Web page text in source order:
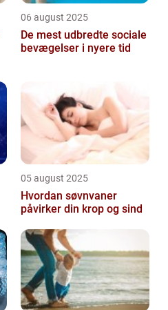
06 august 2025
De mest udbredte sociale
bevægelser i nyere tid
05 august 2025
Hvordan søvnvaner
påvirker din krop og sind